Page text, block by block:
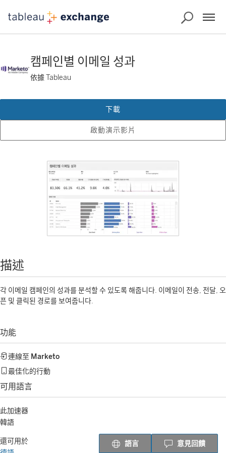
캠페인별 이메일 성과
依據 Tableau
啟動演示影片
下載
描述
각 이메일 캠페인의 성과를 분석할 수 있도록 해줍니다. 이메일이 전송, 전달, 오
픈 및 클릭된 경로를 보여줍니다.
功能
連線至 Marketo
最佳化的行動
可用語言
此加速器
韓語
還可用於
語言 意見回饋